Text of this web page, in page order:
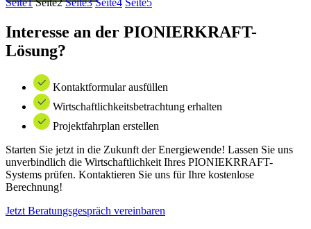
Seite1 Seite2 Seite3 Seite4 Seite5
Interesse an der PIONIERKRAFT-
Lösung?
Kontaktformular ausfüllen
Wirtschaftlichkeitsbetrachtung erhalten
Projektfahrplan erstellen
Starten Sie jetzt in die Zukunft der Energiewende! Lassen Sie uns
unverbindlich die Wirtschaftlichkeit Ihres PIONIEKRRAFT-
Systems prüfen. Kontaktieren Sie uns für Ihre kostenlose
Berechnung!
Jetzt Beratungsgespräch vereinbaren